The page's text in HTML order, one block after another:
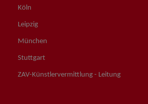
Köln
Leipzig
München
Stuttgart
ZAV-Künstlervermittlung - Leitung